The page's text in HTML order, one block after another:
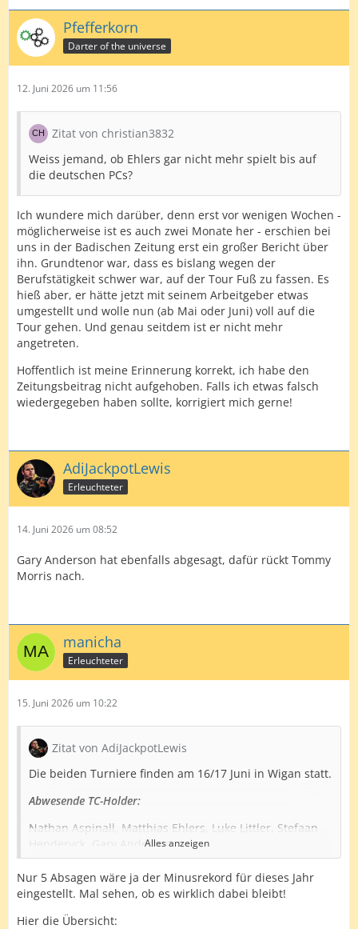
Pfefferkorn
Darter of the universe
12. Juni 2026 um 11:56
Zitat von christian3832
Weiss jemand, ob Ehlers gar nicht mehr spielt bis auf
die deutschen PCs?
Ich wundere mich darüber, denn erst vor wenigen Wochen -
möglicherweise ist es auch zwei Monate her - erschien bei
uns in der Badischen Zeitung erst ein großer Bericht über
ihn. Grundtenor war, dass es bislang wegen der
Berufstätigkeit schwer war, auf der Tour Fuß zu fassen. Es
hieß aber, er hätte jetzt mit seinem Arbeitgeber etwas
umgestellt und wolle nun (ab Mai oder Juni) voll auf die
Tour gehen. Und genau seitdem ist er nicht mehr
angetreten.
Hoffentlich ist meine Erinnerung korrekt, ich habe den
Zeitungsbeitrag nicht aufgehoben. Falls ich etwas falsch
wiedergegeben haben sollte, korrigiert mich gerne!
AdiJackpotLewis
Erleuchteter
14. Juni 2026 um 08:52
Gary Anderson hat ebenfalls abgesagt, dafür rückt Tommy
Morris nach.
manicha
Erleuchteter
15. Juni 2026 um 10:22
Zitat von AdiJackpotLewis
Die beiden Turniere finden am 16/17 Juni in Wigan statt.
Abwesende TC-Holder:
Nathan Aspinall, Matthias Ehlers, Luke Littler, Stefaan
Henderyck, Gary Anderson.
CT-Nachrücker:
Joe Hunt, Derek Coulson, Tommy Lishman, Daniel Ayres,
Tommy Morris.
Alles anzeigen
Nur 5 Absagen wäre ja der Minusrekord für dieses Jahr
eingestellt. Mal sehen, ob es wirklich dabei bleibt!
Hier die Übersicht: